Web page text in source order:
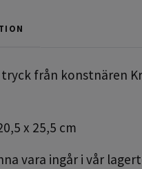
tryck från konstnären
x 25,5 cm
vara ingår i vår